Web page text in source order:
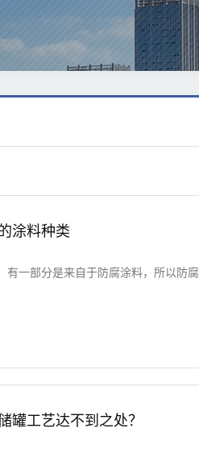
涂料种类
有一部分是来自于防腐涂料，所以防
罐工艺达不到之处？